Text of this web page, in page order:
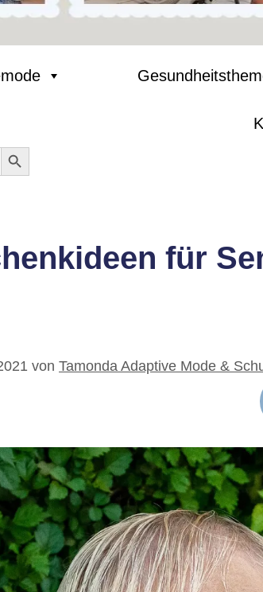
Search Button
für
von Tamonda Adaptive Mode &